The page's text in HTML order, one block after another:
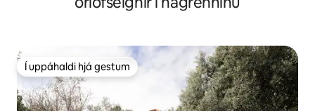
Í uppáhaldi hjá gestum
Í uppáhaldi hjá gestum